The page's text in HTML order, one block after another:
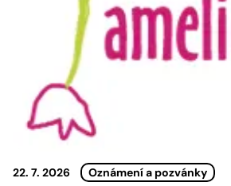
22. 7. 2026 Oznámení a pozvánky